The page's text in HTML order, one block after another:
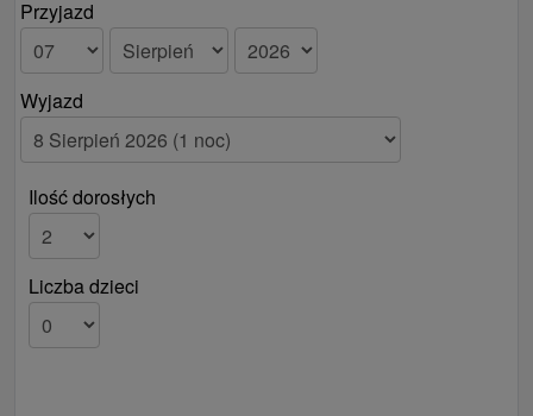
Przyjazd
Wyjazd
Ilość dorosłych
Liczba dzieci